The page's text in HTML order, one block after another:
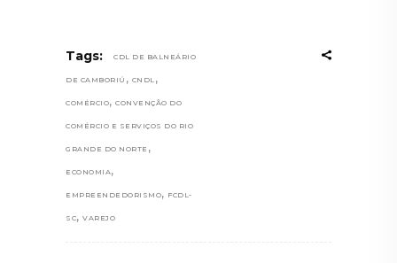
Tags: CDL DE BALNEÁRIO
DE CAMBORIÚ , CNDL ,
COMÉRCIO, CONVENÇÃO DO
COMÉRCIO E SERVIÇOS DO RIO
GRANDE DO NORTE ,
ECONOMIA ,
EMPREENDEDORISMO, FCDL-
SC, VAREJO